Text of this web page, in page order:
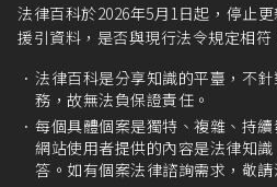
法律百科於2026年5月1日起，停止
援引資料，是否與現行法令規定相符
法律百科是分享知識的平臺，不
務，故無法負保證責任。
每個具體個案是獨特、複雜、持
網站使用者提供的內容是法律知
答。如有個案法律諮詢需求，敬請